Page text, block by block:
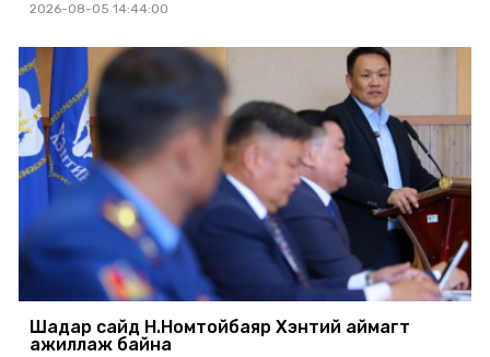
2026-08-05 14:44:00
Шадар сайд Н.Номтойбаяр Хэнтий аймагт
ажиллаж байна